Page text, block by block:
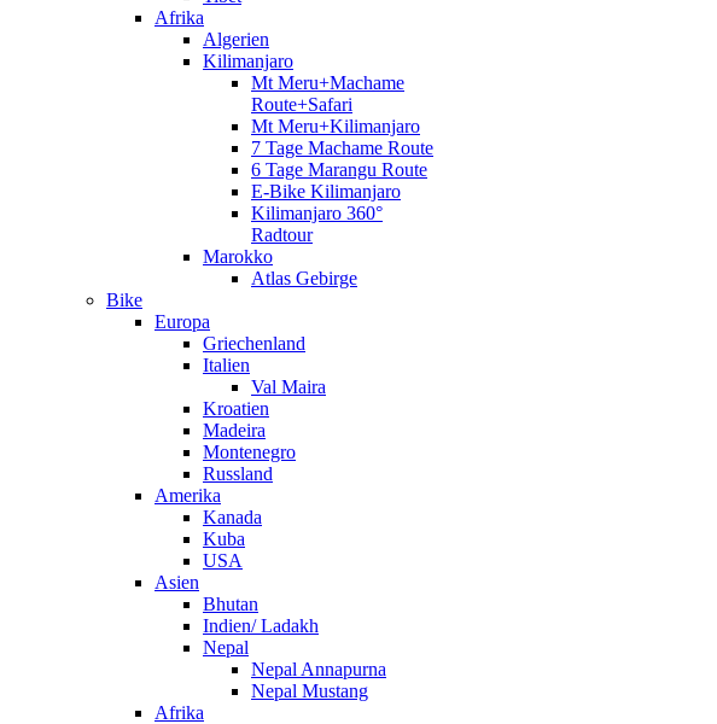
Afrika
Algerien
Kilimanjaro
Mt Meru+Machame
Route+Safari
Mt Meru+Kilimanjaro
7 Tage Machame Route
6 Tage Marangu Route
E-Bike Kilimanjaro
Kilimanjaro 360°
Radtour
Marokko
Atlas Gebirge
Bike
Europa
Griechenland
Italien
Val Maira
Kroatien
Madeira
Montenegro
Russland
Amerika
Kanada
Kuba
USA
Asien
Bhutan
Indien/ Ladakh
Nepal
Nepal Annapurna
Nepal Mustang
Afrika